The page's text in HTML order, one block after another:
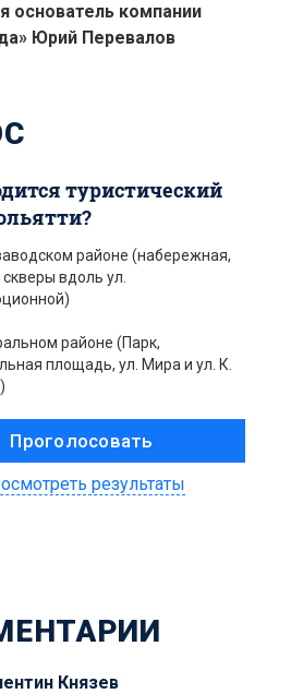
основатель компании
Юрий Перевалов
туристический
районе (набережная,
вдоль ул.
районе (Парк,
площадь, ул. Мира и ул. К.
результаты
Князев